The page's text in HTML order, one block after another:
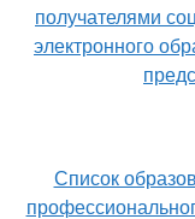
получателями
электронного
Список